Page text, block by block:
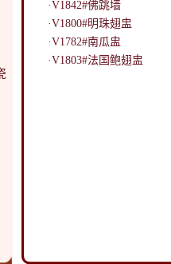
·V1842#佛跳墙
·V1800#明珠翅盅
·V1782#南瓜盅
·V1803#法国鲍翅盅